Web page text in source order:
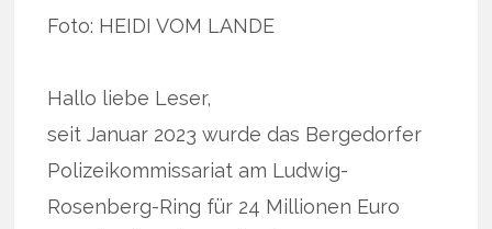
Foto: HEIDI VOM LANDE
Hallo liebe Leser,
seit Januar 2023 wurde das Bergedorfer
Polizeikommissariat am Ludwig-
Rosenberg-Ring für 24 Millionen Euro